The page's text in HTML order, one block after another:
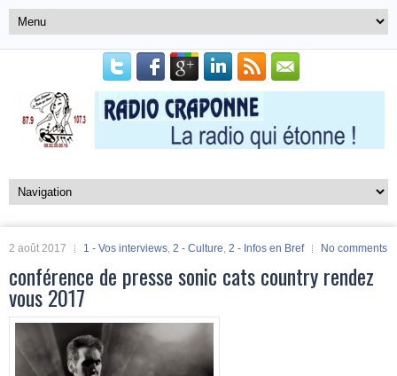
2 août 2017 1 - Vos interviews, 2 - Culture, 2 - Infos en Bref No comments
conférence de presse sonic cats country rendez
vous 2017